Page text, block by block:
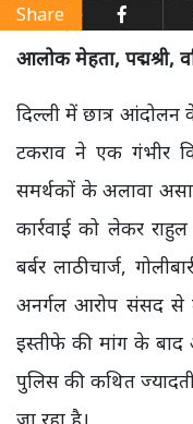
Share
आलोक मेहता, पद्मश्री,
दिल्ली में छात्र
टकराव ने एक गंभीर
समर्थकों के अलावा
कार्रवाई को लेकर
बर्बर लाठीचार्ज,
अनर्गल आरोप संसद से
इस्तीफे की मांग के
पुलिस की कथित
जा रहा है।